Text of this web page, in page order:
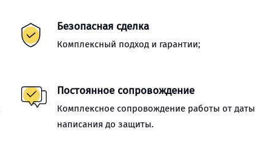
Безопасная сделка
Комплексный подход и гарантии;
Постоянное сопровождение
Комплексное сопровождение работы от даты
написания до защиты.